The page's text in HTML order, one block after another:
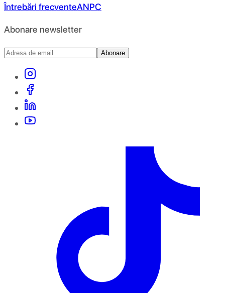
Întrebări frecventeANPC
Abonare newsletter
Abonare